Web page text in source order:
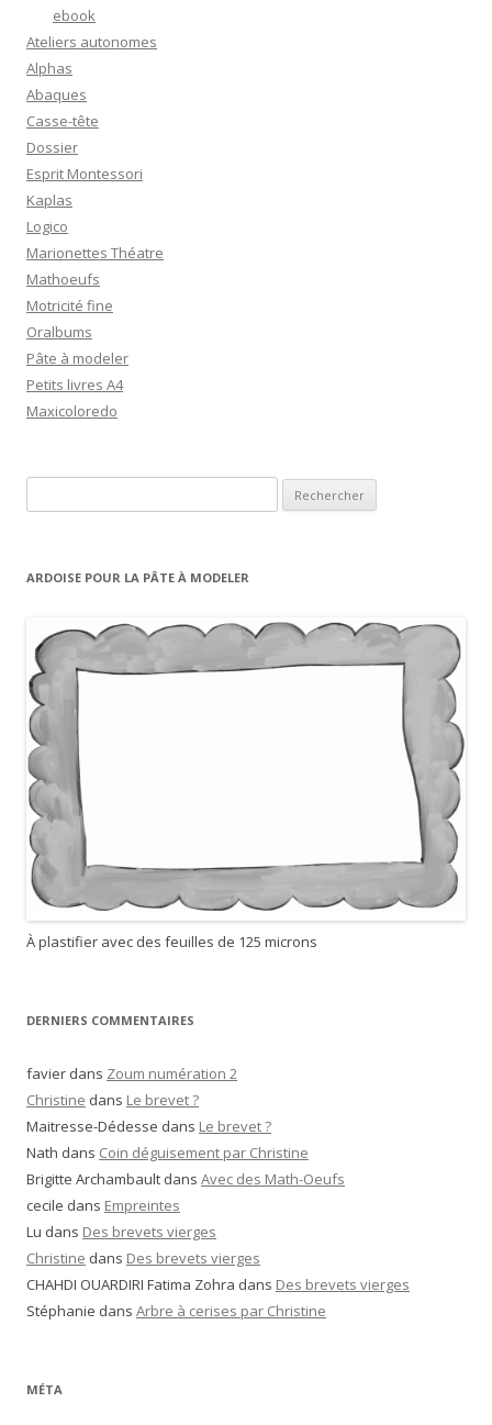
ebook
Ateliers autonomes
Alphas
Abaques
Casse-tête
Dossier
Esprit Montessori
Kaplas
Logico
Marionettes Théatre
Mathoeufs
Motricité fine
Oralbums
Pâte à modeler
Petits livres A4
Maxicoloredo
e
h
h
e
r
ARDOISE POUR LA PÂTE À MODELER
À plastifier avec des feuilles de 125 microns
DERNIERS COMMENTAIRES
favier dans Zoum numération 2
Christine dans Le brevet ?
Maitresse-Dédesse dans Le brevet ?
Nath dans Coin déguisement par Christine
Brigitte Archambault dans Avec des Math-Oeufs
cecile dans Empreintes
Lu dans Des brevets vierges
Christine dans Des brevets vierges
CHAHDI OUARDIRI Fatima Zohra dans Des brevets vierges
Stéphanie dans Arbre à cerises par Christine
MÉTA